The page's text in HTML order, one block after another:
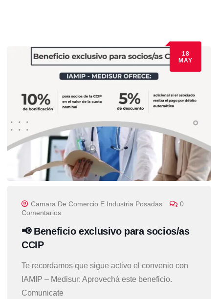
18
MAY
Camara De Comercio E Industria Posadas
0
Comentarios
📢 Beneficio exclusivo para socios/as
CCIP
Te recordamos que sigue activo el convenio con
IAMIP – Medisur: Aprovechá este beneficio.
Comunicate